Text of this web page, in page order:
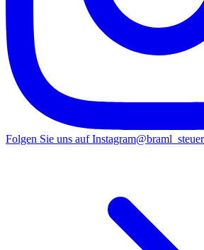
Folgen Sie uns auf Instagram